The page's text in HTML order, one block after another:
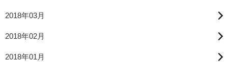
2018年03月
2018年02月
2018年01月